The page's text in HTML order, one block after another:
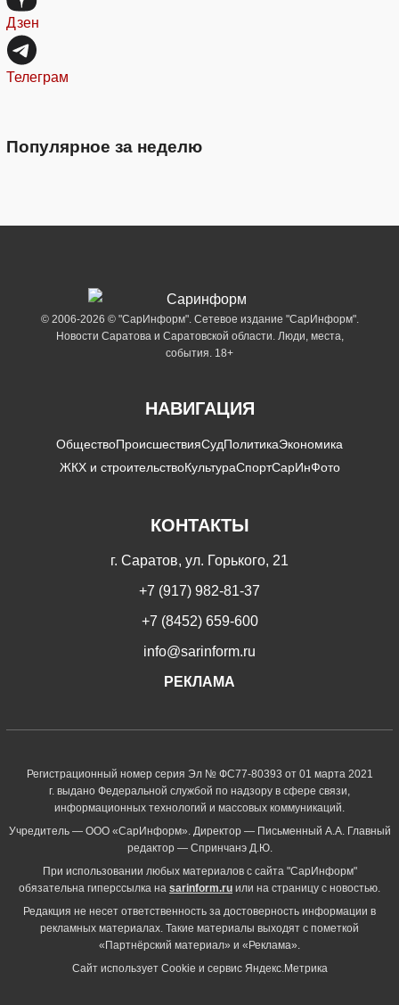
Дзен
Телеграм
Популярное за неделю
© 2006-2026 © "СарИнформ". Сетевое издание "СарИнформ".
Новости Саратова и Саратовской области. Люди, места,
события. 18+
НАВИГАЦИЯ
ОбществоПроисшествияСудПолитикаЭкономика
ЖКХ и строительствоКультураСпортСарИнФото
КОНТАКТЫ
г. Саратов, ул. Горького, 21
+7 (917) 982-81-37
+7 (8452) 659-600
info@sarinform.ru
РЕКЛАМА
Регистрационный номер серия Эл № ФС77-80393 от 01 марта 2021
г. выдано Федеральной службой по надзору в сфере связи,
информационных технологий и массовых коммуникаций.
Учредитель — ООО «СарИнформ». Директор — Письменный А.А. Главный
редактор — Спринчанэ Д.Ю.
При использовании любых материалов с сайта "СарИнформ"
обязательна гиперссылка на sarinform.ru или на страницу с новостью.
Редакция не несет ответственность за достоверность информации в
рекламных материалах. Такие материалы выходят с пометкой
«Партнёрский материал» и «Реклама».
Сайт использует Cookie и сервиc Яндекс.Метрика